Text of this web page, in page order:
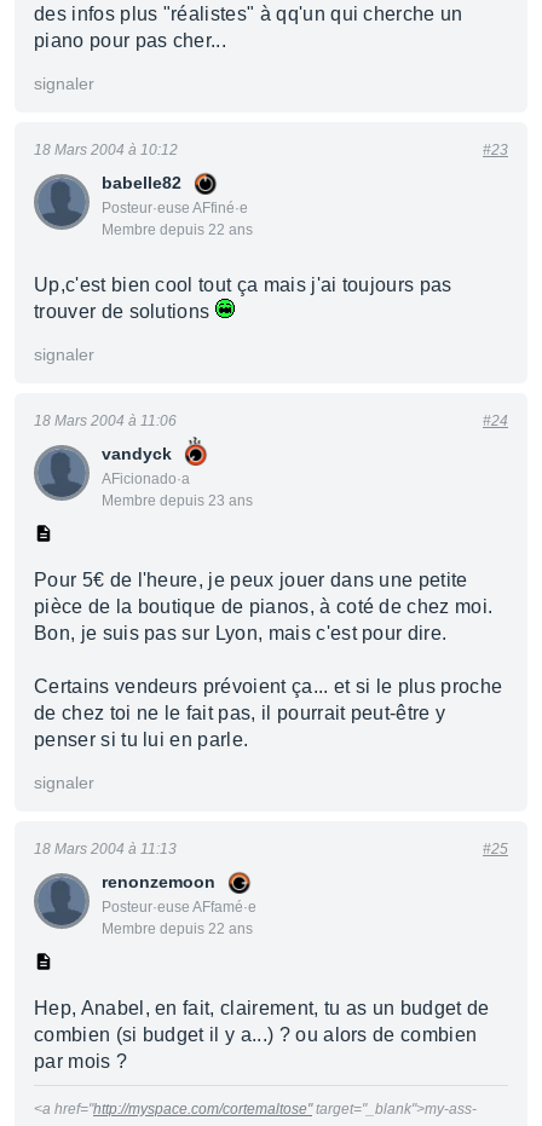
des infos plus "réalistes" à qq'un qui cherche un
piano pour pas cher...
signaler
babelle82
Posteur·euse AFfiné·e
Membre depuis 22 ans
18 Mars 2004 à 10:12 #23
Up,c'est bien cool tout ça mais j'ai toujours pas
trouver de solutions
signaler
vandyck
AFicionado·a
Membre depuis 23 ans
18 Mars 2004 à 11:06 #24
Pour 5€ de l'heure, je peux jouer dans une petite
pièce de la boutique de pianos, à coté de chez moi.
Bon, je suis pas sur Lyon, mais c'est pour dire.
Certains vendeurs prévoient ça... et si le plus proche
de chez toi ne le fait pas, il pourrait peut-être y
penser si tu lui en parle.
signaler
renonzemoon
Posteur·euse AFfamé·e
Membre depuis 22 ans
18 Mars 2004 à 11:13 #25
Hep, Anabel, en fait, clairement, tu as un budget de
combien (si budget il y a...) ? ou alors de combien
par mois ?
<a href="http://myspace.com/cortemaltose"target="_blank">my-ass-